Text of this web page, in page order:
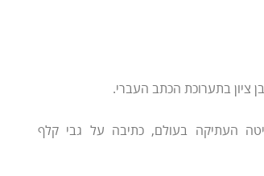
ציון בתערוכת הכתב העברי.
העתיקה בעולם, כתיבה על גבי קלף